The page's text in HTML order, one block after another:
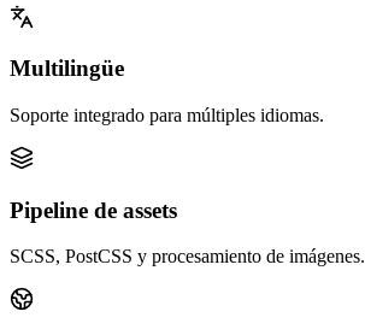
Multilingüe
Soporte integrado para múltiples idiomas.
Pipeline de assets
SCSS, PostCSS y procesamiento de imágenes.